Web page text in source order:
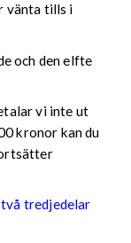
vänta tills i
och den elfte
vi inte ut
kronor kan du
tredjedelar